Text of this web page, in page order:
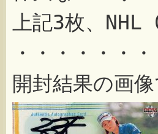
上記3枚、
・・・・・・
開封結果の画